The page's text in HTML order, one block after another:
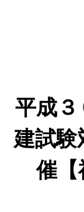
平成
建試験
催【